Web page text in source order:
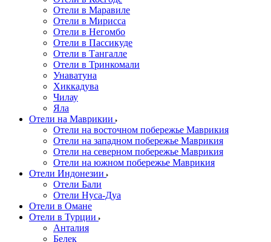
Отели в Маравиле
Отели в Мирисса
Отели в Негомбо
Отели в Пассикуде
Отели в Тангалле
Отели в Тринкомали
Унаватуна
Хиккадува
Чилау
Яла
Отели на Маврикии
Отели на восточном побережье Маврикия
Отели на западном побережье Маврикия
Отели на северном побережье Маврикия
Отели на южном побережье Маврикия
Отели Индонезии
Отели Бали
Отели Нуса-Дуа
Отели в Омане
Отели в Турции
Анталия
Белек